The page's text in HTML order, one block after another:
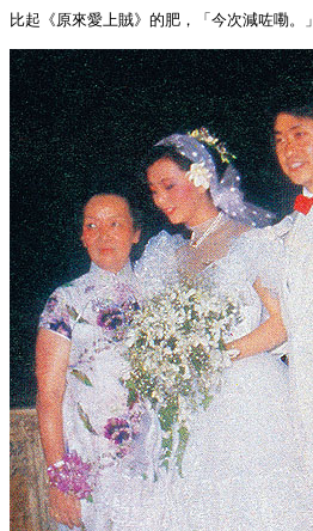
比起《原來愛上賊》的肥，「今次減咗嘞。」